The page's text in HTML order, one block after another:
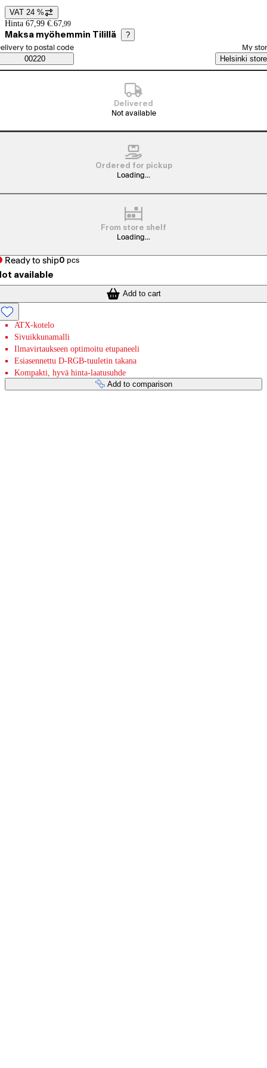
Price details
VAT 24 %
Hinta 67,99 €. 67,99
Maksa myöhemmin Tilillä ?
Saatavuustiedot
order method
to postal code
00220
My
Helsinki store
Delivered
Not available
Ordered for pickup
Loading...
From store shelf
Loading...
Ready to ship0 pcs
available
Add to cart
ATX-kotelo
Sivuikkunamalli
Ilmavirtaukseen optimoitu etupaneeli
Esiasennettu D-RGB-tuuletin takana
Kompakti, hyvä hinta-laatusuhde
Add to comparison